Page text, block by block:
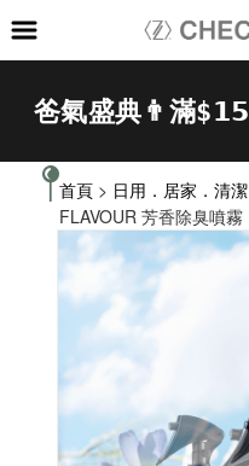
首頁 > 日用．居家．清潔
FLAVOUR 芳香除臭噴霧